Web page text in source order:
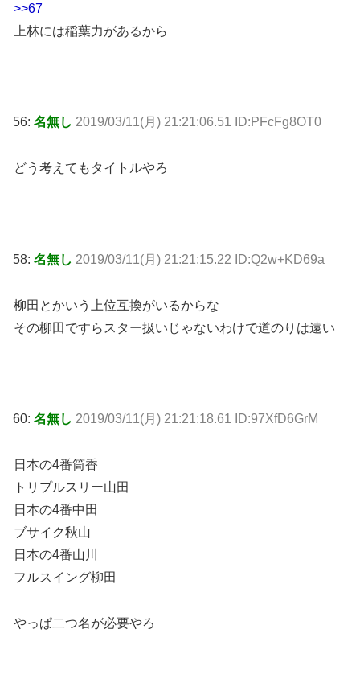
>>67
上林には稲葉力があるから
56: 名無し 2019/03/11(月) 21:21:06.51 ID:PFcFg8OT0
どう考えてもタイトルやろ
58: 名無し 2019/03/11(月) 21:21:15.22 ID:Q2w+KD69a
柳田とかいう上位互換がいるからな
その柳田ですらスター扱いじゃないわけで道のりは遠い
60: 名無し 2019/03/11(月) 21:21:18.61 ID:97XfD6GrM
日本の4番筒香
トリプルスリー山田
日本の4番中田
ブサイク秋山
日本の4番山川
フルスイング柳田
やっぱ二つ名が必要やろ